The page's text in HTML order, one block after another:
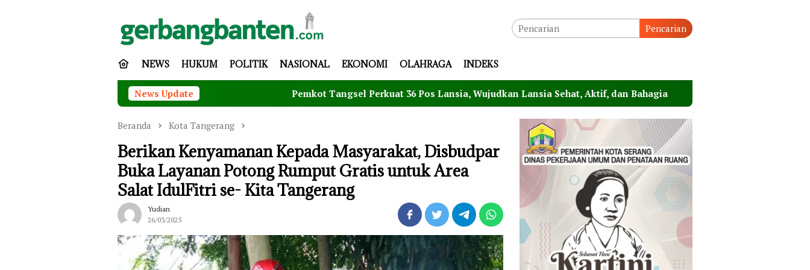
Pencarian
NEWS HUKUM POLITIK NASIONAL EKONOMI OLAHRAGA INDEKS
News Update Pemkot Tangsel Perkuat 36 Pos Lansia, Wujudkan Lansia Sehat, Aktif, dan Bahagia Wagub Dimyati Apresiasi Polda
Beranda Kota Tangerang
Berikan Kenyamanan Kepada Masyarakat, Disbudpar
Buka Layanan Potong Rumput Gratis untuk Area
Salat IdulFitri se- Kita Tangerang
Yudian
26/03/2025